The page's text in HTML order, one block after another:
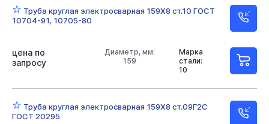
Труба круглая электросварная 159Х8 ст.10 ГОСТ
10704-91, 10705-80
Марка
стали:
10
Диаметр, мм:
159
цена по
запросу
Труба круглая электросварная 159Х8 ст.09Г2С
ГОСТ 20295